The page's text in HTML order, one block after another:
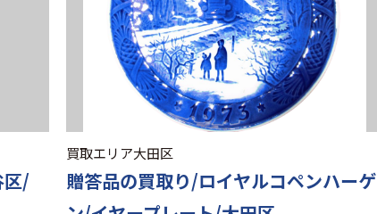
区/
買取エリア大田区
贈答品の買取り/ロイヤルコペンハーゲ